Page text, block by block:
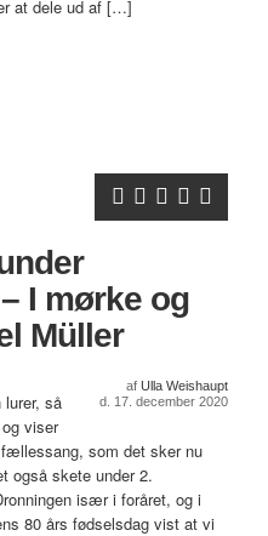
at dele ud af […]
I mørke og
Müller
af Ulla Weishaupt
d. 17. december 2020
lurer, så
viser
som det sker nu
også skete under 2.
især i foråret, og i
80 års fødselsdag vist at vi